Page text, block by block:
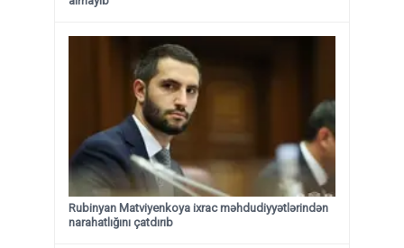
Rubinyan Matviyenkoya ixrac məhdudiyyətlərindən
narahatlığını çatdırıb